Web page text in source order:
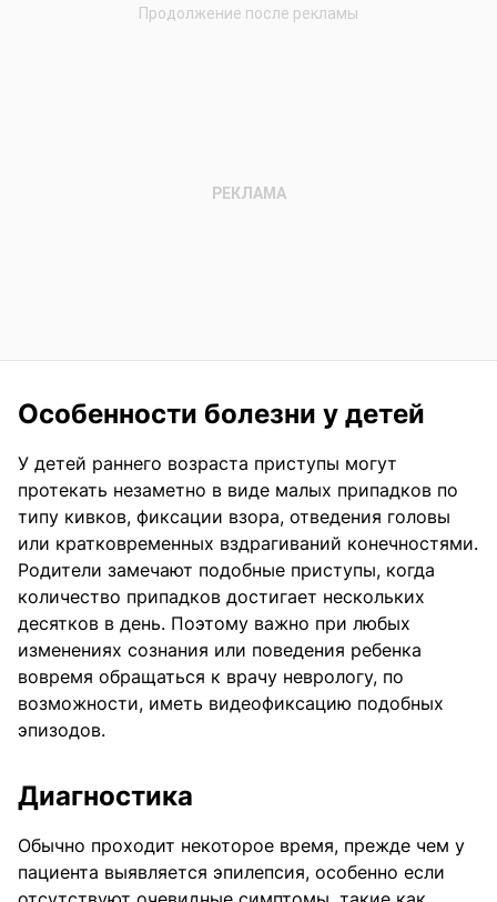
Особенности болезни у детей
У детей раннего возраста приступы могут
протекать незаметно в виде малых припадков по
типу кивков, фиксации взора, отведения головы
или кратковременных вздрагиваний конечностями.
Родители замечают подобные приступы, когда
количество припадков достигает нескольких
десятков в день. Поэтому важно при любых
изменениях сознания или поведения ребенка
вовремя обращаться к врачу неврологу, по
возможности, иметь видеофиксацию подобных
эпизодов.
Диагностика
Обычно проходит некоторое время, прежде чем у
пациента выявляется эпилепсия, особенно если